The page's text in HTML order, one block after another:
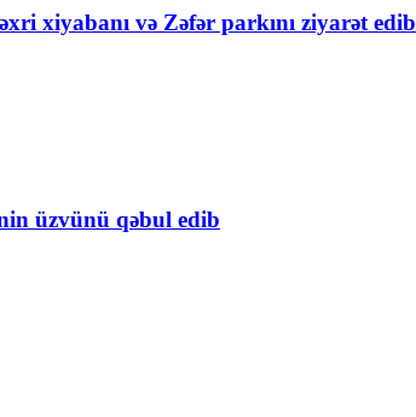
xiyabanı və Zəfər parkını ziyarət edib
üzvünü qəbul edib